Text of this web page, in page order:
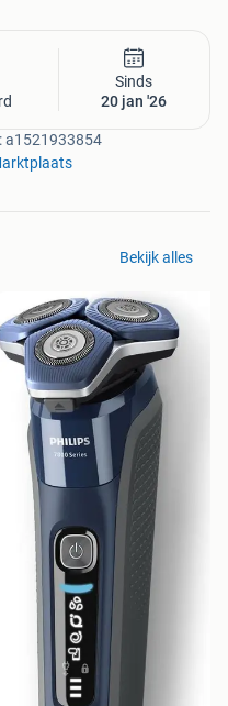
Sinds
20 jan '26
a1521933854
Bekijk alles